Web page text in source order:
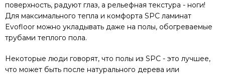
поверхность, радуют глаз, а рельефная текстура - ноги!
Для максимального тепла и комфорта SPC ламинат
Evofloor можно укладывать даже на полы, обогреваемые
трубами теплого пола.
Некоторые люди говорят, что полы из SPC - это лучшее,
что может быть после натурального дерева или